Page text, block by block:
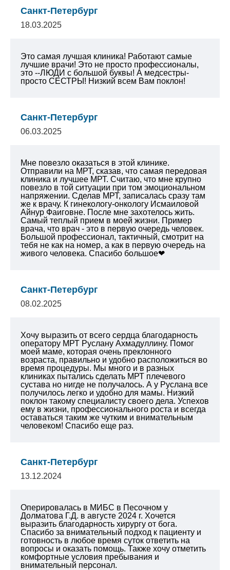
Санкт-Петербург
18.03.2025
Это самая лучшая клиника! Работают самые
лучшие врачи! Это не просто профессионалы,
это --ЛЮДИ с большой буквы! А медсестры-
просто СЕСТРЫ! Низкий всем Вам поклон!
Санкт-Петербург
06.03.2025
Мне повезло оказаться в этой клинике.
Отправили на МРТ, сказав, что самая передовая
клиника и лучшее МРТ. Считаю, что мне крупно
повезло в той ситуации при том эмоциональном
напряжении. Сделав МРТ, записалась сразу там
же к врачу. К гинекологу-онкологу Исмаиловой
Айнур Фаиговне. После мне захотелось жить.
Самый теплый прием в моей жизни. Пример
врача, что врач - это в первую очередь человек.
Большой профессионал, тактичный, смотрит на
тебя не как на номер, а как в первую очередь на
живого человека. Спасибо большое❤
Санкт-Петербург
08.02.2025
Хочу выразить от всего сердца благодарность
оператору МРТ Руслану Ахмадуллину. Помог
моей маме, которая очень преклонного
возраста, правильно и удобно расположиться во
время процедуры. Мы много и в разных
клиниках пытались сделать МРТ плечевого
сустава но нигде не получалось. А у Руслана все
получилось легко и удобно для мамы. Низкий
поклон такому специалисту своего дела. Успехов
ему в жизни, профессионального роста и всегда
оставаться таким же чутким и внимательным
человеком! Спасибо еще раз.
Санкт-Петербург
13.12.2024
Оперировалась в МИБС в Песочном у
Долматова Г.Д. в августе 2024 г. Хочется
выразить благодарность хирургу от бога.
Спасибо за внимательный подход к пациенту и
готовность в любое время суток ответить на
вопросы и оказать помощь. Также хочу отметить
комфортные условия пребывания и
внимательный персонал.